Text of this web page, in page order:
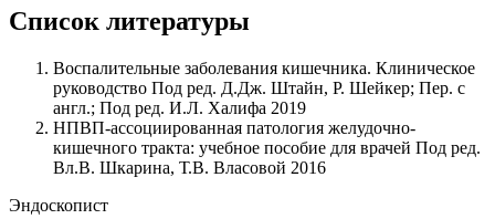
Список литературы
Воспалительные заболевания кишечника. Клиническое
руководство Под ред. Д.Дж. Штайн, Р. Шейкер; Пер. с
англ.; Под ред. И.Л. Халифа 2019
НПВП-ассоциированная патология желудочно-
кишечного тракта: учебное пособие для врачей Под ред.
Вл.В. Шкарина, Т.В. Власовой 2016
Эндоскопист